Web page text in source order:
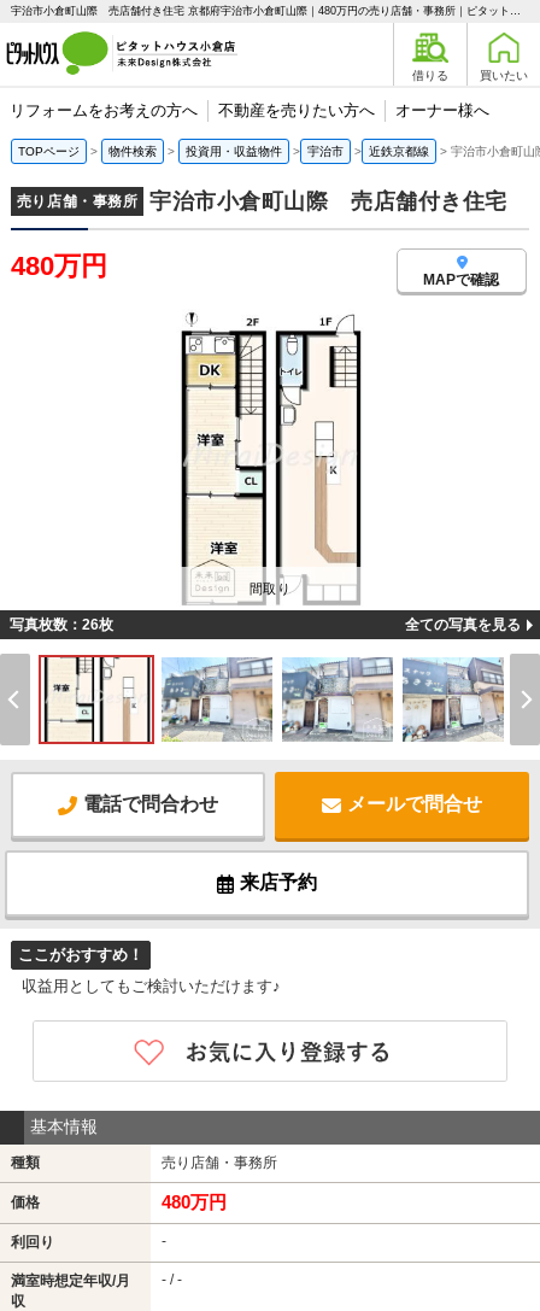
宇治市小倉町山際 売店舗付き住宅 京都府宇治市小倉町山際｜480万円の売り店舗・事務所｜ピタットハウス小倉店 未来Design株式会社
借りる 買いたい
リフォームをお考えの方へ 不動産を売りたい方へ オーナー様へ
TOPページ 物件検索 投資用・収益物件 宇治市 近鉄京都線 宇治市小倉町
売り店舗・事務所 宇治市小倉町山際 売店舗付き住宅
480万円 MAPで確認
間取り
写真枚数：26枚 全ての写真を見る
電話で問合わせ メールで問合せ
来店予約
ここがおすすめ！
収益用としてもご検討いただけます♪
基本情報
種類 売り店舗・事務所
価格 480万円
利回り -
満室時想定年収/月
収
- / -